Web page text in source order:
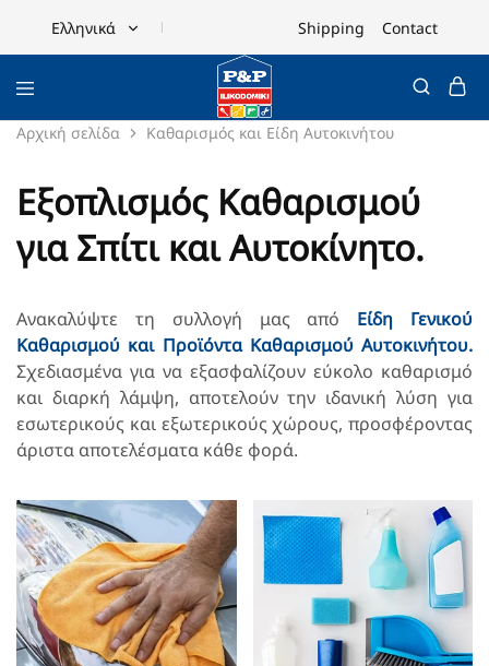
Ελληνικά
English
Shipping Contact
Αρχική σελίδα Καθαρισμός και Είδη Αυτοκινήτου
Εξοπλισμός Καθαρισμού
για Σπίτι και Αυτοκίνητο.
Ανακαλύψτε τη συλλογή μας από Είδη Γενικού
Καθαρισμού και Προϊόντα Καθαρισμού Αυτοκινήτου.
Σχεδιασμένα για να εξασφαλίζουν εύκολο καθαρισμό
και διαρκή λάμψη, αποτελούν την ιδανική λύση για
εσωτερικούς και εξωτερικούς χώρους, προσφέροντας
άριστα αποτελέσματα κάθε φορά.